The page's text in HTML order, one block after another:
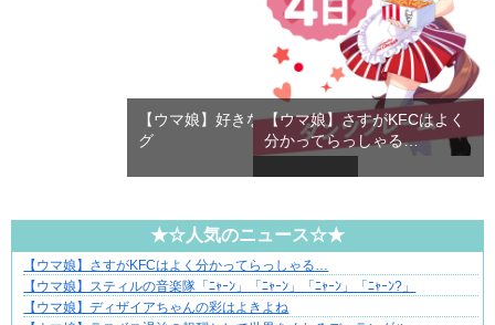
【ウマ娘】好きなエンディン
グ
【ウマ娘】さすがKFCはよく
分かってらっしゃる…
★☆人気のニュース☆★
それは純愛か、それともストーカー疑惑か
【ウマ娘】さすがKFCはよく分かってらっしゃる…
【ウマ娘】スティルの音楽隊「ﾆｬｰﾝ」「ﾆｬｰﾝ」「ﾆｬｰﾝ」「ﾆｬｰﾝ?」
【ウマ娘】ディザイアちゃんの彩はよきよね